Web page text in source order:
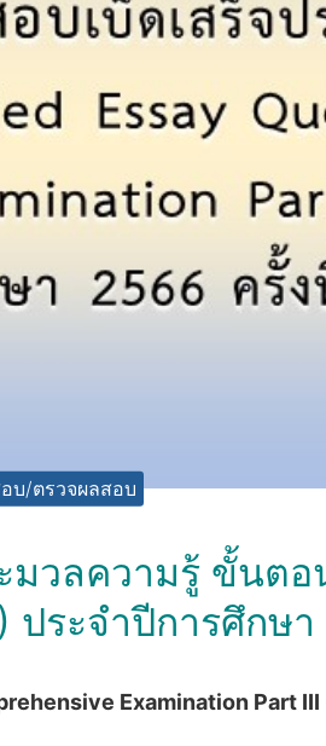
บ/ตรวจผลสอบ
มวลความรู้ ขั้นต
ประจำปีการศึกษ
Examination Part